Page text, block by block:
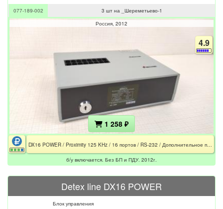
077-189-002
3 шт на _Шереметьево-1
Россия 2012
4.9
1 258 ₽
DX16 POWER / Proximity 125 KHz / 16 портов / RS-232 / Дополнительное питание 2Pin / Без БП и ПДУ
б/у включается. Без БП и ПДУ. 2012г.
Detex line DX16 POWER
Блок управления